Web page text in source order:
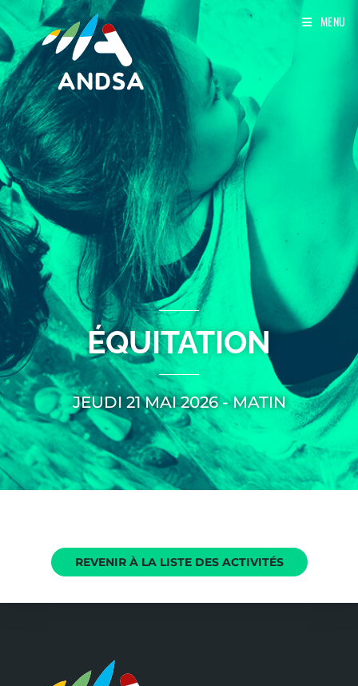
MENU
ÉQUITATION
JEUDI 21 MAI 2026 - MATIN
REVENIR À LA LISTE DES ACTIVITÉS